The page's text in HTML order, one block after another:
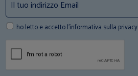
ho letto e accetto l'informativa sulla privacy